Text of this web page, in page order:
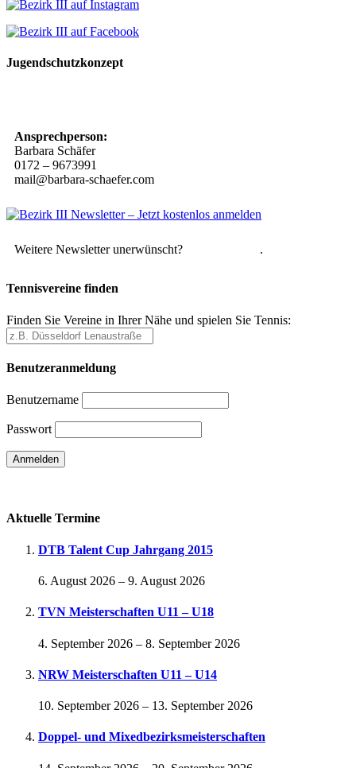
Jugendschutzkonzept
Ansprechperson:
Barbara Schäfer
0172 – 9673991
mail@barbara-schaefer.com
Weitere Newsletter unerwünscht? .
Tennisvereine finden
Finden Sie Vereine in Ihrer Nähe und spielen Sie Tennis:
Benutzeranmeldung
Benutzername
Passwort
Aktuelle Termine
DTB Talent Cup Jahrgang 2015
6. August 2026 – 9. August 2026
TVN Meisterschaften U11 – U18
4. September 2026 – 8. September 2026
NRW Meisterschaften U11 – U14
10. September 2026 – 13. September 2026
Doppel- und Mixedbezirksmeisterschaften